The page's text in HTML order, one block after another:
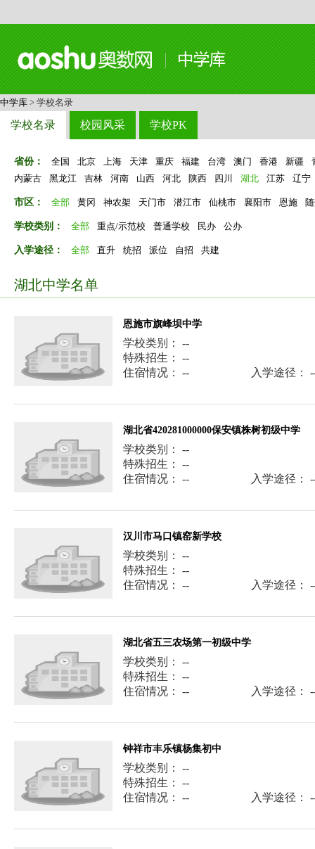
中学库 > 学校名录
学校名录 校园风采 学校PK
省份： 全国 北京 上海 天津 重庆 福建 台湾 澳门 香港 新疆
内蒙古
黑龙江 吉林 河南 山西 河北 陕西 四川 湖北 江苏 辽宁
市区： 全部 黄冈 神农架 天门市 潜江市 仙桃市 襄阳市 恩施
学校类别： 全部 重点/示范校 普通学校 民办 公办
入学途径： 全部 直升 统招 派位 自招 共建
湖北中学名单
恩施市旗峰坝中学
学校类别： --
特殊招生： --
住宿情况： --
入学途径：
湖北省420281000000保安镇株树初级中学
学校类别： --
特殊招生： --
住宿情况： --
入学途径：
汉川市马口镇窑新学校
学校类别： --
特殊招生： --
住宿情况： --
入学途径：
湖北省五三农场第一初级中学
学校类别： --
特殊招生： --
住宿情况： --
入学途径：
钟祥市丰乐镇杨集初中
学校类别： --
特殊招生： --
住宿情况： --
入学途径：